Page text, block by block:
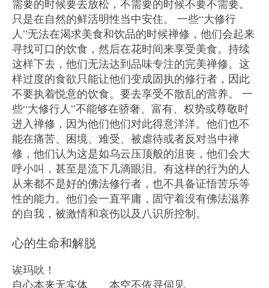
需要的时候要去放松，不需要的时候不要不需要。
只是在自然的鲜活明性当中安住。 一些“大修行
人”无法在渴求美食和饮品的时候禅修，他们会起来
寻找可口的饮食，然后在花时间来享受美食。持续
这样下去，他们无法达到品味专注的完美禅修。这
样过度的食欲只能让他们变成固执的修行者，因此
不要执着悦意的饮食。要去享受不散乱的营养。 一
些“大修行人”不能够在骄奢、富有、权势或尊敬时
进入禅修，因为他们他们对此得意洋洋。他们也不
能在痛苦、困境、难受、被虐待或者反对当中禅
修，他们认为这是如乌云压顶般的沮丧，他们会大
呼小叫，甚至是流下几滴眼泪。有这样的行为的人
从来都不是好的佛法修行者，也不具备证悟苦乐等
性的能力。他们会一直平庸，固守着没有佛法滋养
的自我，被激情和哀伤以及八识所控制。
心的生命和解脱
诶玛吙！
自心本来无实体 本空不依寻伺见